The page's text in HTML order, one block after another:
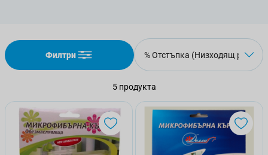
Филтри
5продукта